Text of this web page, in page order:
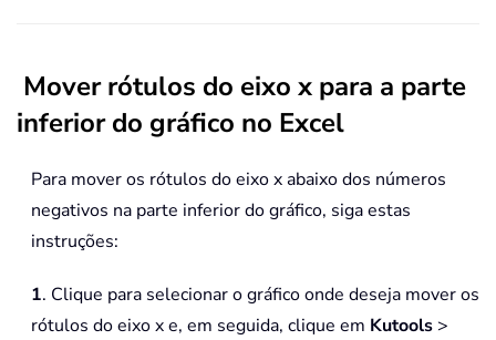
Mover rótulos do eixo x para a parte
inferior do gráfico no Excel
Para mover os rótulos do eixo x abaixo dos números
negativos na parte inferior do gráfico, siga estas
instruções:
1. Clique para selecionar o gráfico onde deseja mover os
rótulos do eixo x e, em seguida, clique em Kutools >